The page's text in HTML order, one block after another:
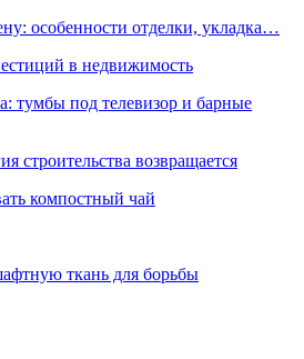
особенности отделки, укладка…
в недвижимость
тумбы под телевизор и барные
строительства возвращается
компостный чай
ткань для борьбы